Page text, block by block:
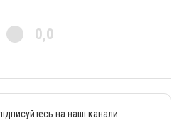
0,0
на наші канали